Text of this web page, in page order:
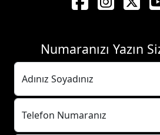
Numaranızı Yazın
Adınız Soyadınız
Telefon Numaranız